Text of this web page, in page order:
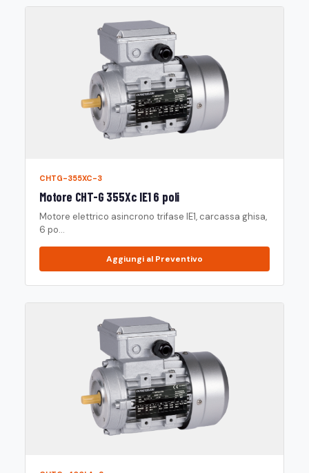
CHTG-355XC-3
Motore CHT-G 355Xc IE1 6 poli
Motore elettrico asincrono trifase IE1, carcassa ghisa,
6 po...
Aggiungi al Preventivo